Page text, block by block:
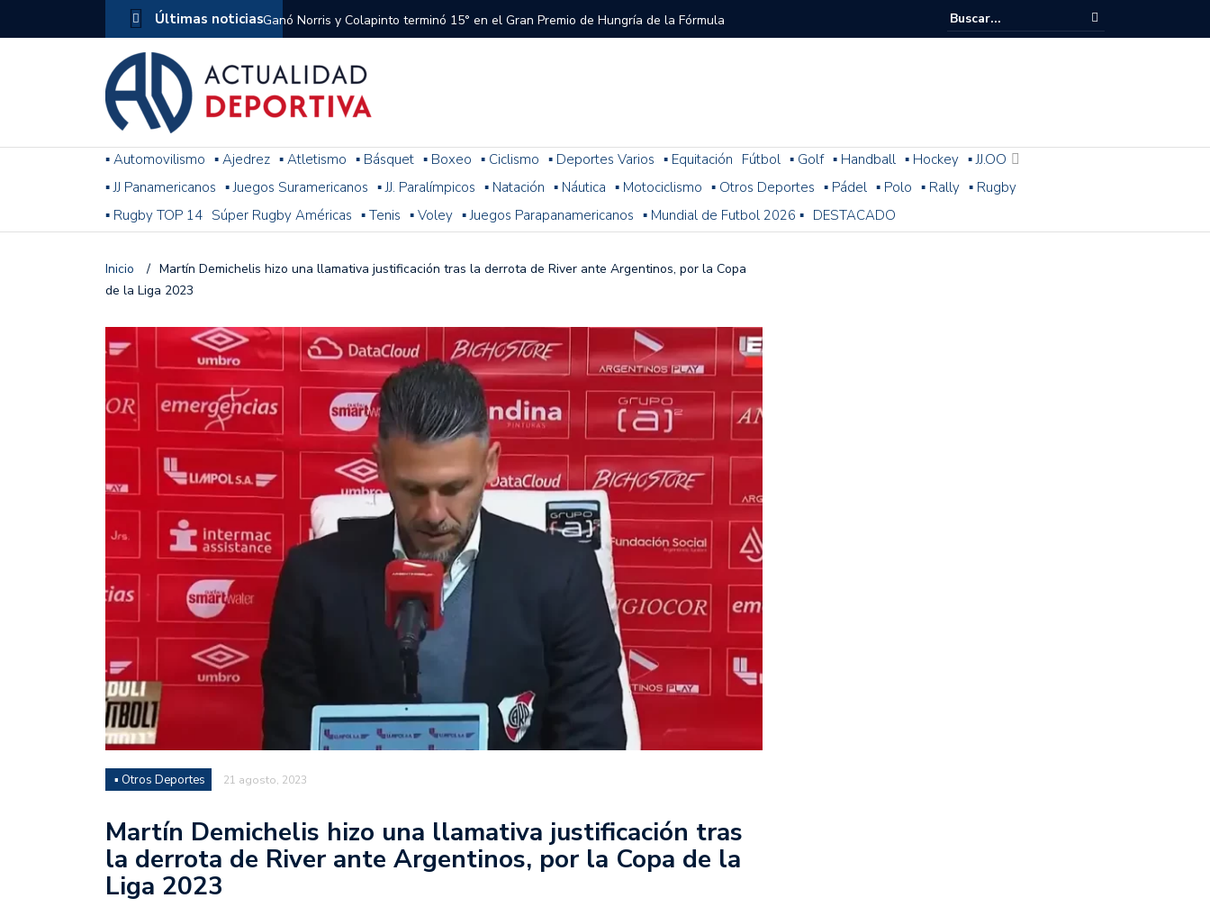
Últimas noticiasGanó Norris y Colapinto terminó 15° en el Gran Premio de Hungría de la Fórmula
1
El penal de Barracas Central a River que el árbitro y el VAR no cobraron en el
Monumental
Se jugó una nueva fecha del Torneo del Interior Copa Zurich
Arrancó el Torneo Clausura: resultados, posiciones y cómo sigue la fecha 1
Franco Colapinto giró sin problemas y terminó 14° la última práctica para el
Racing le ganó a Gimnasia 2-1 con Miljevic como figura, pero el árbitro Ramírez
omitió un penal de Sosa
Juan Fernando Quintero rescindió su contrato con River: “Quedará para siempre
en la historia grande del club”
Nicolás Otamendi regresa al fútbol argentino después de 16 años: del orgullo
de Vélez a la pasión por River
Boca ganó con lo justo ante O’Higgins gracias a la jerarquía de Paredes: una
diferencia y un juego que no dan paz para ir a Rancagua
El Nacional de Clubes A llega a Córdoba con el histórico regreso de Diego
Simonet
Lista de la selección femenina de Argentina para la Copa Mundial de Hockey FIH
2026
Lista de la selección masculina de Argentina para la Copa Mundial de Hockey
FIH 2026
Empieza el Clausura: las diez cosas que tenés que saber
▪ Automovilismo ▪ Ajedrez ▪ Atletismo ▪ Básquet ▪ Boxeo ▪ Ciclismo ▪ Deportes Varios ▪ Equitación Fútbol ▪ Golf ▪ Handball ▪ Hockey ▪ JJ.OO
▪ JJ Panamericanos ▪ Juegos Suramericanos ▪ JJ. Paralímpicos ▪ Natación ▪ Náutica ▪ Motociclismo ▪ Otros Deportes ▪ Pádel ▪ Polo ▪ Rally ▪ Rugby
▪ Rugby TOP 14 Súper Rugby Américas ▪ Tenis ▪ Voley ▪ Juegos Parapanamericanos ▪ Mundial de Futbol 2026 ▪ DESTACADO
Inicio / Martín Demichelis hizo una llamativa justificación tras la derrota de River ante Argentinos, por la Copa
de la Liga 2023
▪ Otros Deportes 21 agosto, 2023
Martín Demichelis hizo una llamativa justificación tras
la derrota de River ante Argentinos, por la Copa de la
Liga 2023